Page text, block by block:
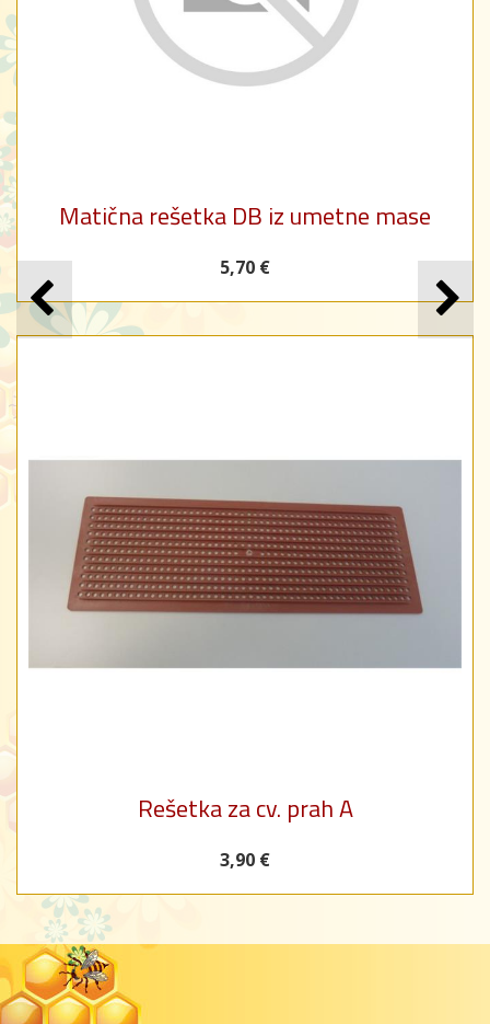
Matična rešetka DB iz umetne mase
5,70 €
Rešetka za cv. prah A
3,90 €